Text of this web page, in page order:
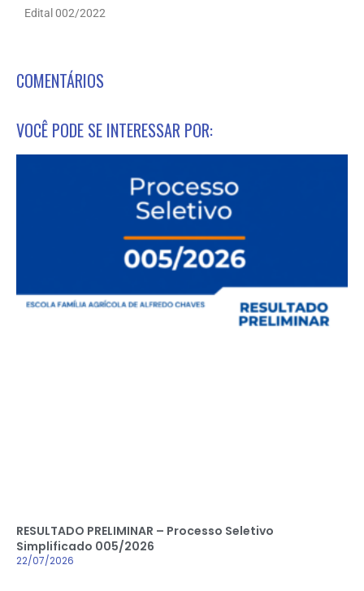
Edital 002/2022
COMENTÁRIOS
VOCÊ PODE SE INTERESSAR POR:
RESULTADO PRELIMINAR – Processo Seletivo
Simplificado 005/2026
22/07/2026